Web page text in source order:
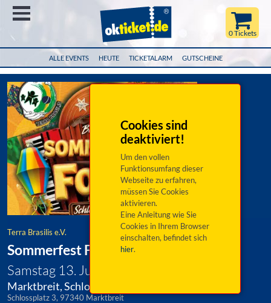
ALLE EVENTS HEUTE TICKETALARM GUTSCHEINE
0 Tickets
Cookies sind
deaktiviert!
Um den vollen
Funktionsumfang dieser
Webseite zu erfahren,
müssen Sie Cookies
aktivieren.
Eine Anleitung wie Sie
Cookies in Ihrem Browser
einschalten, befindet sich
hier.
Terra Brasilis e.V.
Sommerfest Forró
Samstag 13. Juni 2026
Marktbreit, Schloss
Schlossplatz 3, 97340 Marktbreit